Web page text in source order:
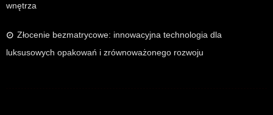
wnętrza
Złocenie bezmatrycowe: innowacyjna technologia dla
luksusowych opakowań i zrównoważonego rozwoju